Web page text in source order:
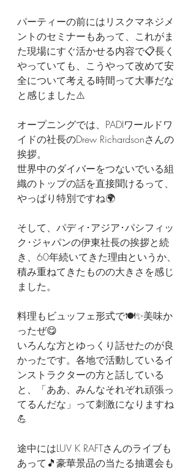
パーティーの前にはリスクマネジメ
ントのセミナーもあって、これがま
た現場にすぐ活かせる内容で📋長く
やっていても、こうやって改めて安
全について考える時間って大事だな
と感じました⚠️
オープニングでは、PADIワールドワ
イドの社長のDrew Richardsonさんの
挨拶。
世界中のダイバーをつないでいる組
織のトップの話を直接聞けるって、
やっぱり特別ですね🌍
そして、パディ･アジア･パシフィッ
ク･ジャパンの伊東社長の挨拶と続
き、60年続いてきた理由というか、
積み重ねてきたものの大きさを感じ
ました。
料理もビュッフェ形式で🍽️✨美味か
ったぜ😋
いろんな方とゆっくり話せたのが良
かったです。各地で活動しているイ
ンストラクターの方と話している
と、「ああ、みんなそれぞれ頑張っ
てるんだな」って刺激になりますね
💪
途中にはLUV K RAFTさんのライブも
あって🎵豪華景品の当たる抽選会も